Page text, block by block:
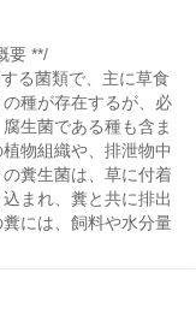
要 **/
る菌類で、主に草食
種が存在するが、必
生菌である種も含ま
物組織や、排泄物中
糞生菌は、草に付着
まれ、糞と共に排出
には、飼料や水分量